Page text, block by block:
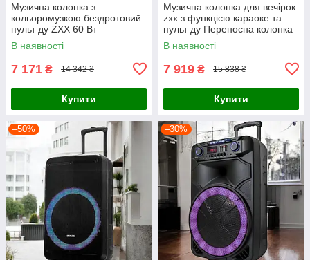
Музична колонка з
кольоромузкою бездротовий
пульт ду ZXX 60 Вт
Портативна акустична
bluetooth коло pro
В наявності
7 171 ₴ 14 342 ₴
Купити
Музична колонка для вечірок
zxx з функцією караоке та
пульт ду Переносна колонка
з акумулятором
В наявності
7 919 ₴ 15 838 ₴
Купити
–50% –30%